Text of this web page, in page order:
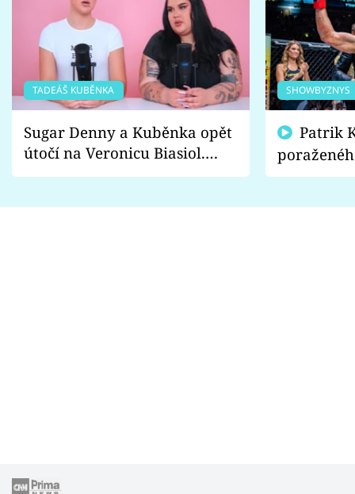
TADEÁŠ KUBĚNKA
Sugar Denny a Kuběnka opět
útočí na Veronicu Biasiol.
Proč je podle nich falešná a
SHOWBYZNYS
fanoušci